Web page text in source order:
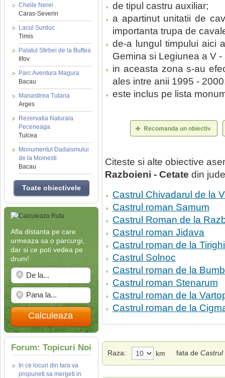
Cheile Nerei
Caras-Severin
Lacul Surduc
Timis
Palatul Stirbei de la Buftea
Ilfov
Parc Aventura Magura
Bacau
Manastirea Tutana
Arges
Rezervatia Naturala
Peceneaga
Tulcea
Monumentul Dadaismului
de la Moinesti
Bacau
Toate obiectivele
Afla distanta pe care
urmeaza sa o parcurgi,
dar si ce poti vedea pe
drum!
Calculeaza
Forum: Topicuri Noi
In ce locuri din tara va
propuneti sa mergeti in
de tipul castru auxiliar;
a apartinut unitatii de
importanta trupa de
de-a lungul timpului aici
Gemina si Legiunea a V
in aceasta zona s-au
ales intre anii 1995 -
este inclus pe lista
Citeste si alte obiective
Razboieni - Cetate din
Castrul Chivadarul de la
Castrul roman Samum
Castrul Roman de la
Castrul roman Jidava
Castrul roman de la
Castrul Solnoc
Castrul roman de la
Castrul roman Stenarum
Castrul roman de la
Castrul roman de la
Raza: km fata de Castrul